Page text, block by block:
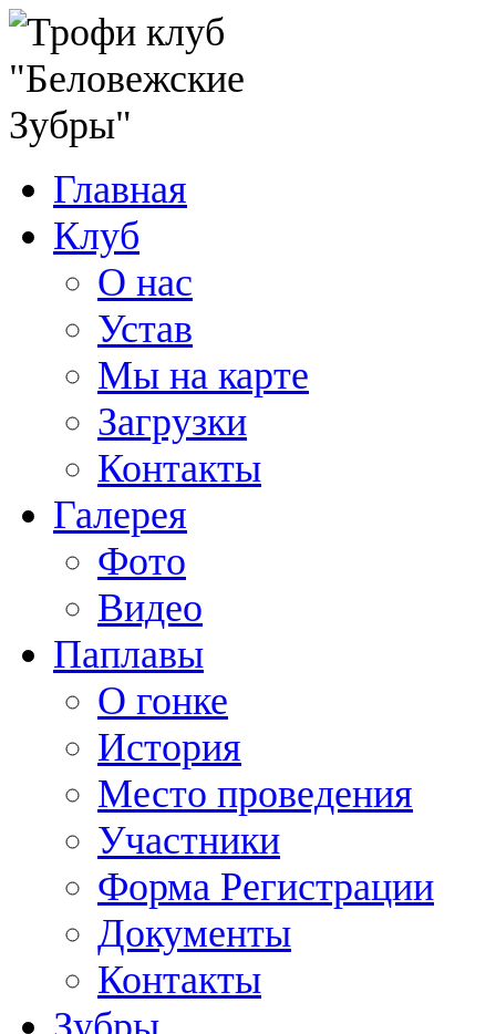
Главная
Клуб
О нас
Устав
Мы на карте
Загрузки
Контакты
Галерея
Фото
Видео
Паплавы
О гонке
История
Место проведения
Участники
Форма Регистрации
Документы
Контакты